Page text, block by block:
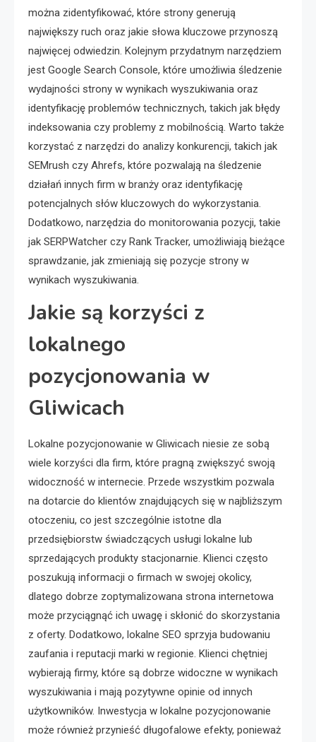
można zidentyfikować, które strony generują
największy ruch oraz jakie słowa kluczowe przynoszą
najwięcej odwiedzin. Kolejnym przydatnym narzędziem
jest Google Search Console, które umożliwia śledzenie
wydajności strony w wynikach wyszukiwania oraz
identyfikację problemów technicznych, takich jak błędy
indeksowania czy problemy z mobilnością. Warto także
korzystać z narzędzi do analizy konkurencji, takich jak
SEMrush czy Ahrefs, które pozwalają na śledzenie
działań innych firm w branży oraz identyfikację
potencjalnych słów kluczowych do wykorzystania.
Dodatkowo, narzędzia do monitorowania pozycji, takie
jak SERPWatcher czy Rank Tracker, umożliwiają bieżące
sprawdzanie, jak zmieniają się pozycje strony w
wynikach wyszukiwania.
Jakie są korzyści z
lokalnego
pozycjonowania w
Gliwicach
Lokalne pozycjonowanie w Gliwicach niesie ze sobą
wiele korzyści dla firm, które pragną zwiększyć swoją
widoczność w internecie. Przede wszystkim pozwala
na dotarcie do klientów znajdujących się w najbliższym
otoczeniu, co jest szczególnie istotne dla
przedsiębiorstw świadczących usługi lokalne lub
sprzedających produkty stacjonarnie. Klienci często
poszukują informacji o firmach w swojej okolicy,
dlatego dobrze zoptymalizowana strona internetowa
może przyciągnąć ich uwagę i skłonić do skorzystania
z oferty. Dodatkowo, lokalne SEO sprzyja budowaniu
zaufania i reputacji marki w regionie. Klienci chętniej
wybierają firmy, które są dobrze widoczne w wynikach
wyszukiwania i mają pozytywne opinie od innych
użytkowników. Inwestycja w lokalne pozycjonowanie
może również przynieść długofalowe efekty, ponieważ